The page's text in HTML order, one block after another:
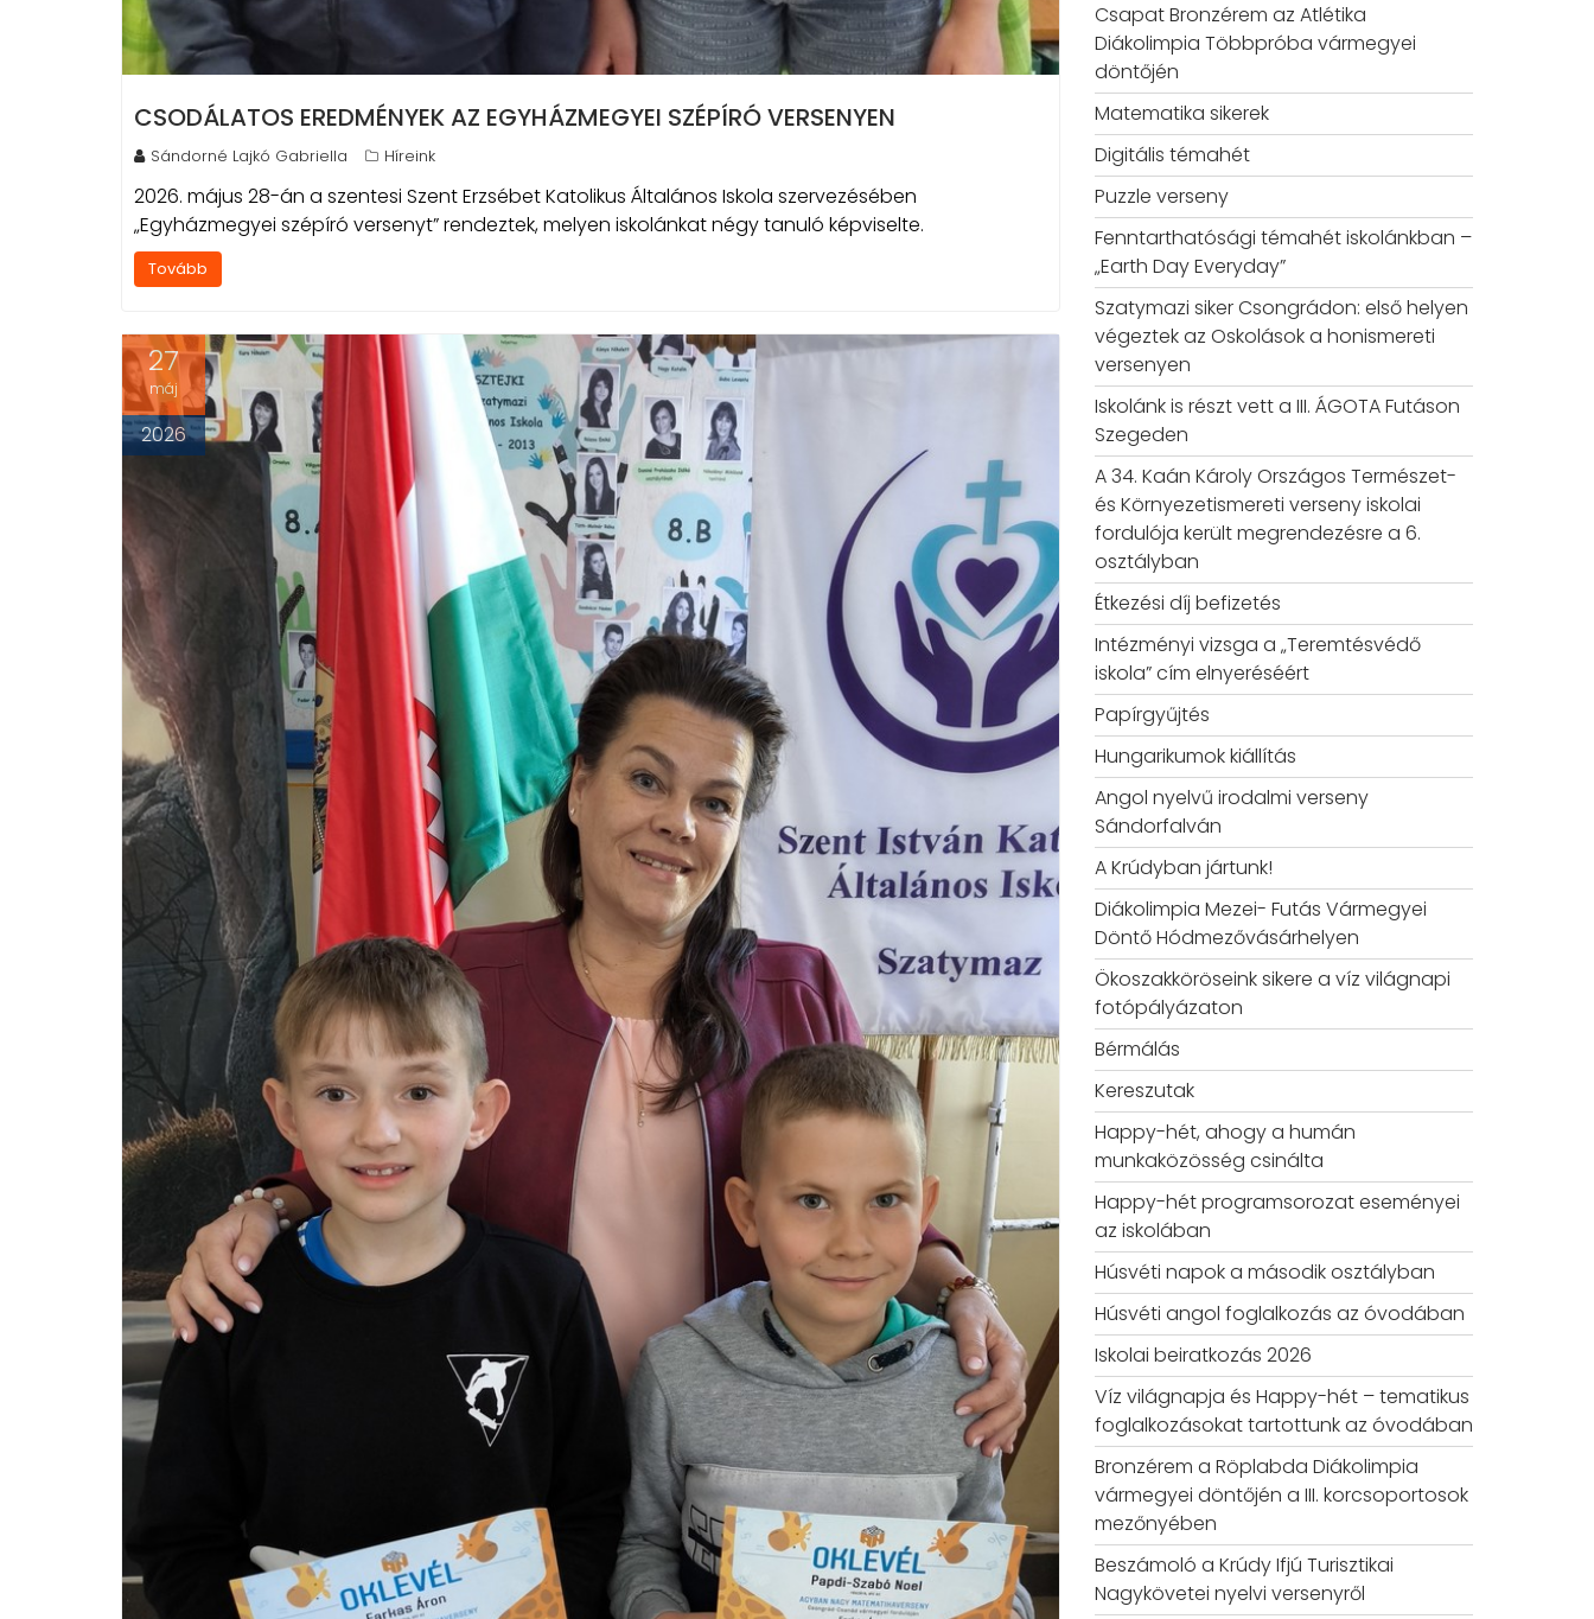
CSODÁLATOS EREDMÉNYEK AZ EGYHÁZMEGYEI SZÉPÍRÓ VERSENYEN
Sándorné Lajkó Gabriella Híreink
2026. május 28-án a szentesi Szent Erzsébet Katolikus Általános Iskola szervezésében
„Egyházmegyei szépíró versenyt” rendeztek, melyen iskolánkat négy tanuló képviselte.
Tovább
27
máj
2026
Csapat Bronzérem az Atlétika
Diákolimpia Többpróba vármegyei
döntőjén
Matematika sikerek
Digitális témahét
Puzzle verseny
Fenntarthatósági témahét iskolánkban –
„Earth Day Everyday”
Szatymazi siker Csongrádon: első helyen
végeztek az Oskolások a honismereti
versenyen
Iskolánk is részt vett a III. ÁGOTA Futáson
Szegeden
A 34. Kaán Károly Országos Természet-
és Környezetismereti verseny iskolai
fordulója került megrendezésre a 6.
osztályban
Étkezési díj befizetés
Intézményi vizsga a „Teremtésvédő
iskola” cím elnyeréséért
Papírgyűjtés
Hungarikumok kiállítás
Angol nyelvű irodalmi verseny
Sándorfalván
A Krúdyban jártunk!
Diákolimpia Mezei- Futás Vármegyei
Döntő Hódmezővásárhelyen
Ökoszakköröseink sikere a víz világnapi
fotópályázaton
Bérmálás
Kereszutak
Happy-hét, ahogy a humán
munkaközösség csinálta
Happy-hét programsorozat eseményei
az iskolában
Húsvéti napok a második osztályban
Húsvéti angol foglalkozás az óvodában
Iskolai beiratkozás 2026
Víz világnapja és Happy-hét – tematikus
foglalkozásokat tartottunk az óvodában
Bronzérem a Röplabda Diákolimpia
vármegyei döntőjén a III. korcsoportosok
mezőnyében
Beszámoló a Krúdy Ifjú Turisztikai
Nagykövetei nyelvi versenyről